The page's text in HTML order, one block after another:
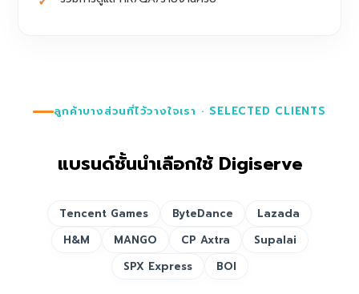
ลูกค้าบางส่วนที่ไว้วางใจเรา · SELECTED CLIENTS
แบรนด์ชั้นนำเลือกใช้ Digiserve
Tencent Games ByteDance
Lazada
H&M
MANGO CP Axtra
Supalai
SPX Express
BOI